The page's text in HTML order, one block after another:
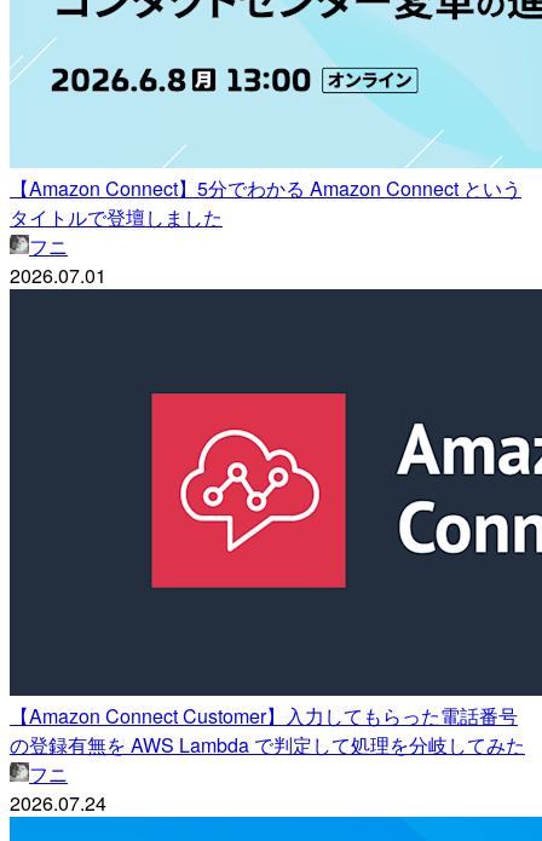
【Amazon Connect】5分でわかる Amazon Connect という
タイトルで登壇しました
フニ
2026.07.01
【Amazon Connect Customer】入力してもらった電話番号
の登録有無を AWS Lambda で判定して処理を分岐してみた
フニ
2026.07.24